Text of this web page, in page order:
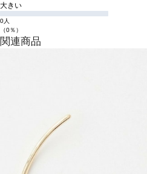
大きい
0人
（0％）
関連商品